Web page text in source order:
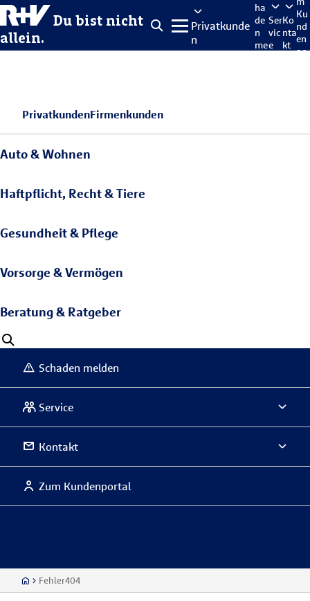
Du bist nicht
allein.
Privatkunde
n
ha
de
n
me
Ser
vic
e
Ko
nta
kt
Ku
nd
en
po
PrivatkundenFirmenkunden
Auto & Wohnen
Haftpflicht, Recht & Tiere
Gesundheit & Pflege
Vorsorge & Vermögen
Beratung & Ratgeber
Schaden melden
Service
Kontakt
Zum Kundenportal
Fehler404